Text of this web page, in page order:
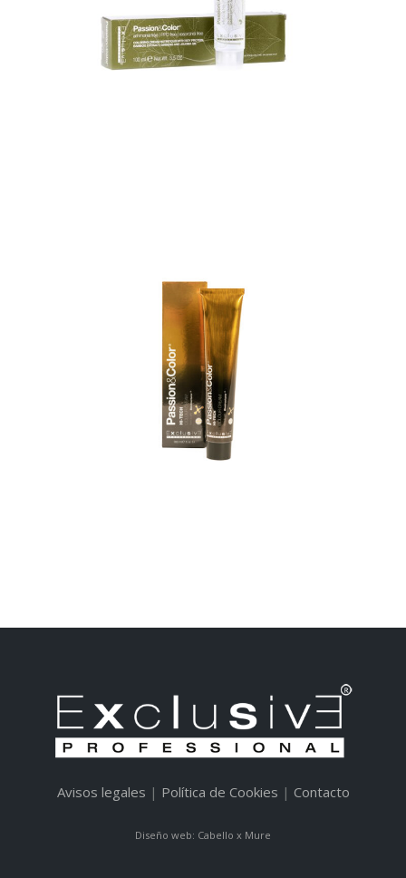
Resorcina. PASSION & COLOR EKO es...
TINTE HI – TECH PERMANENT
COLOR CREME
TINTE HI – TECH PERMANENT COLOR CREME
Coloración profesional de última generación
especialista en cuidado del cabello. Es una revolución
en la coloración. Crema...
Avisos legales | Política de Cookies | Contacto
Diseño web: Cabello x Mure